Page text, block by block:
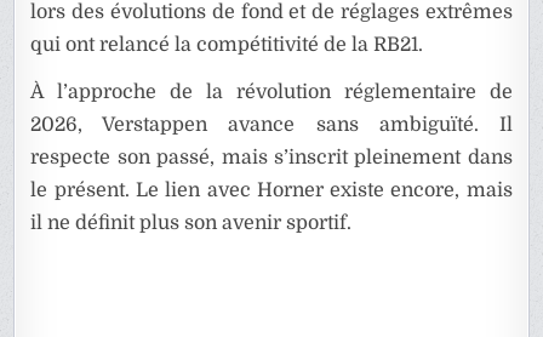
lors des évolutions de fond et de réglages extrêmes
qui ont relancé la compétitivité de la RB21.
À l’approche de la révolution réglementaire de
2026, Verstappen avance sans ambiguïté. Il
respecte son passé, mais s’inscrit pleinement dans
le présent. Le lien avec Horner existe encore, mais
il ne définit plus son avenir sportif.